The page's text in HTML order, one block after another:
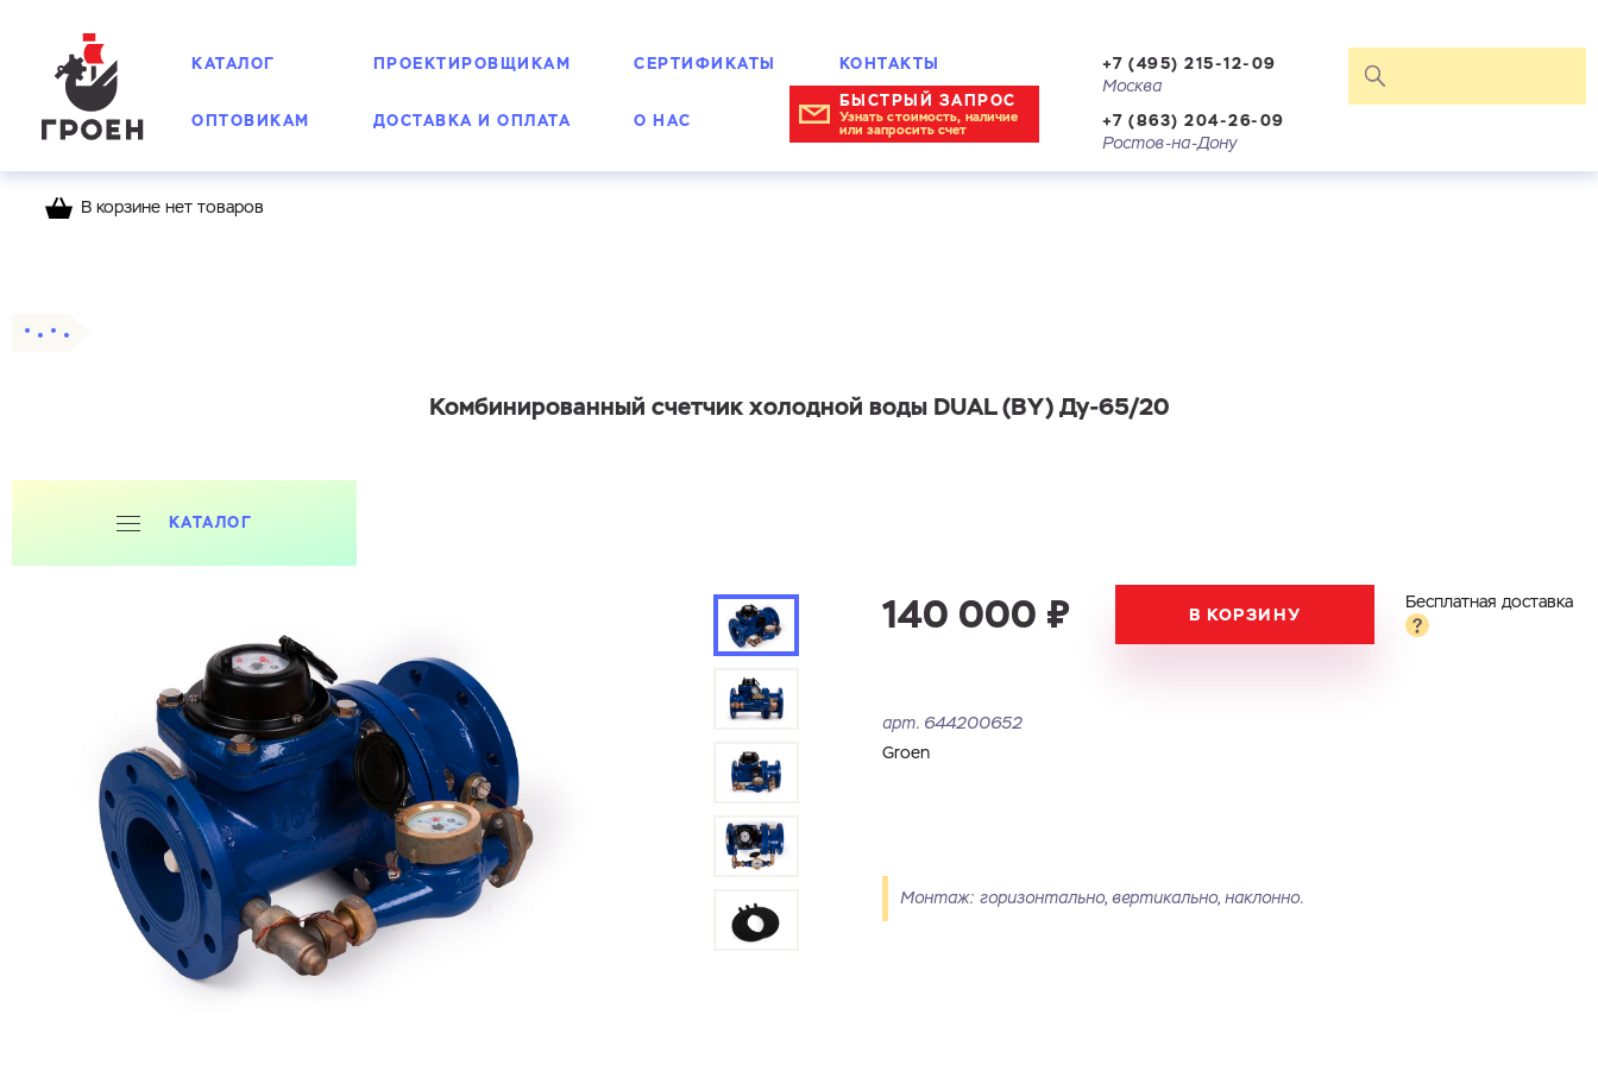
КАТАЛОГ
ОПТОВИКАМ
ПРОЕКТИРОВЩИКАМ
ДОСТАВКА И ОПЛАТА
СЕРТИФИКАТЫ
О НАС
КОНТАКТЫ
БЫСТРЫЙ ЗАПРОС
Узнать стоимость, наличие
или запросить счет
+7 (495) 215-12-09
Москва
+7 (863) 204-26-09
Ростов-на-Дону
В корзине нет товаров
Комбинированный счетчик холодной воды DUAL (BY) Ду-65/20
КАТАЛОГ
140 000 ₽ В КОРЗИНУ
Бесплатная доставка
арт. 644200652
Groen
Монтаж: горизонтально, вертикально, наклонно.